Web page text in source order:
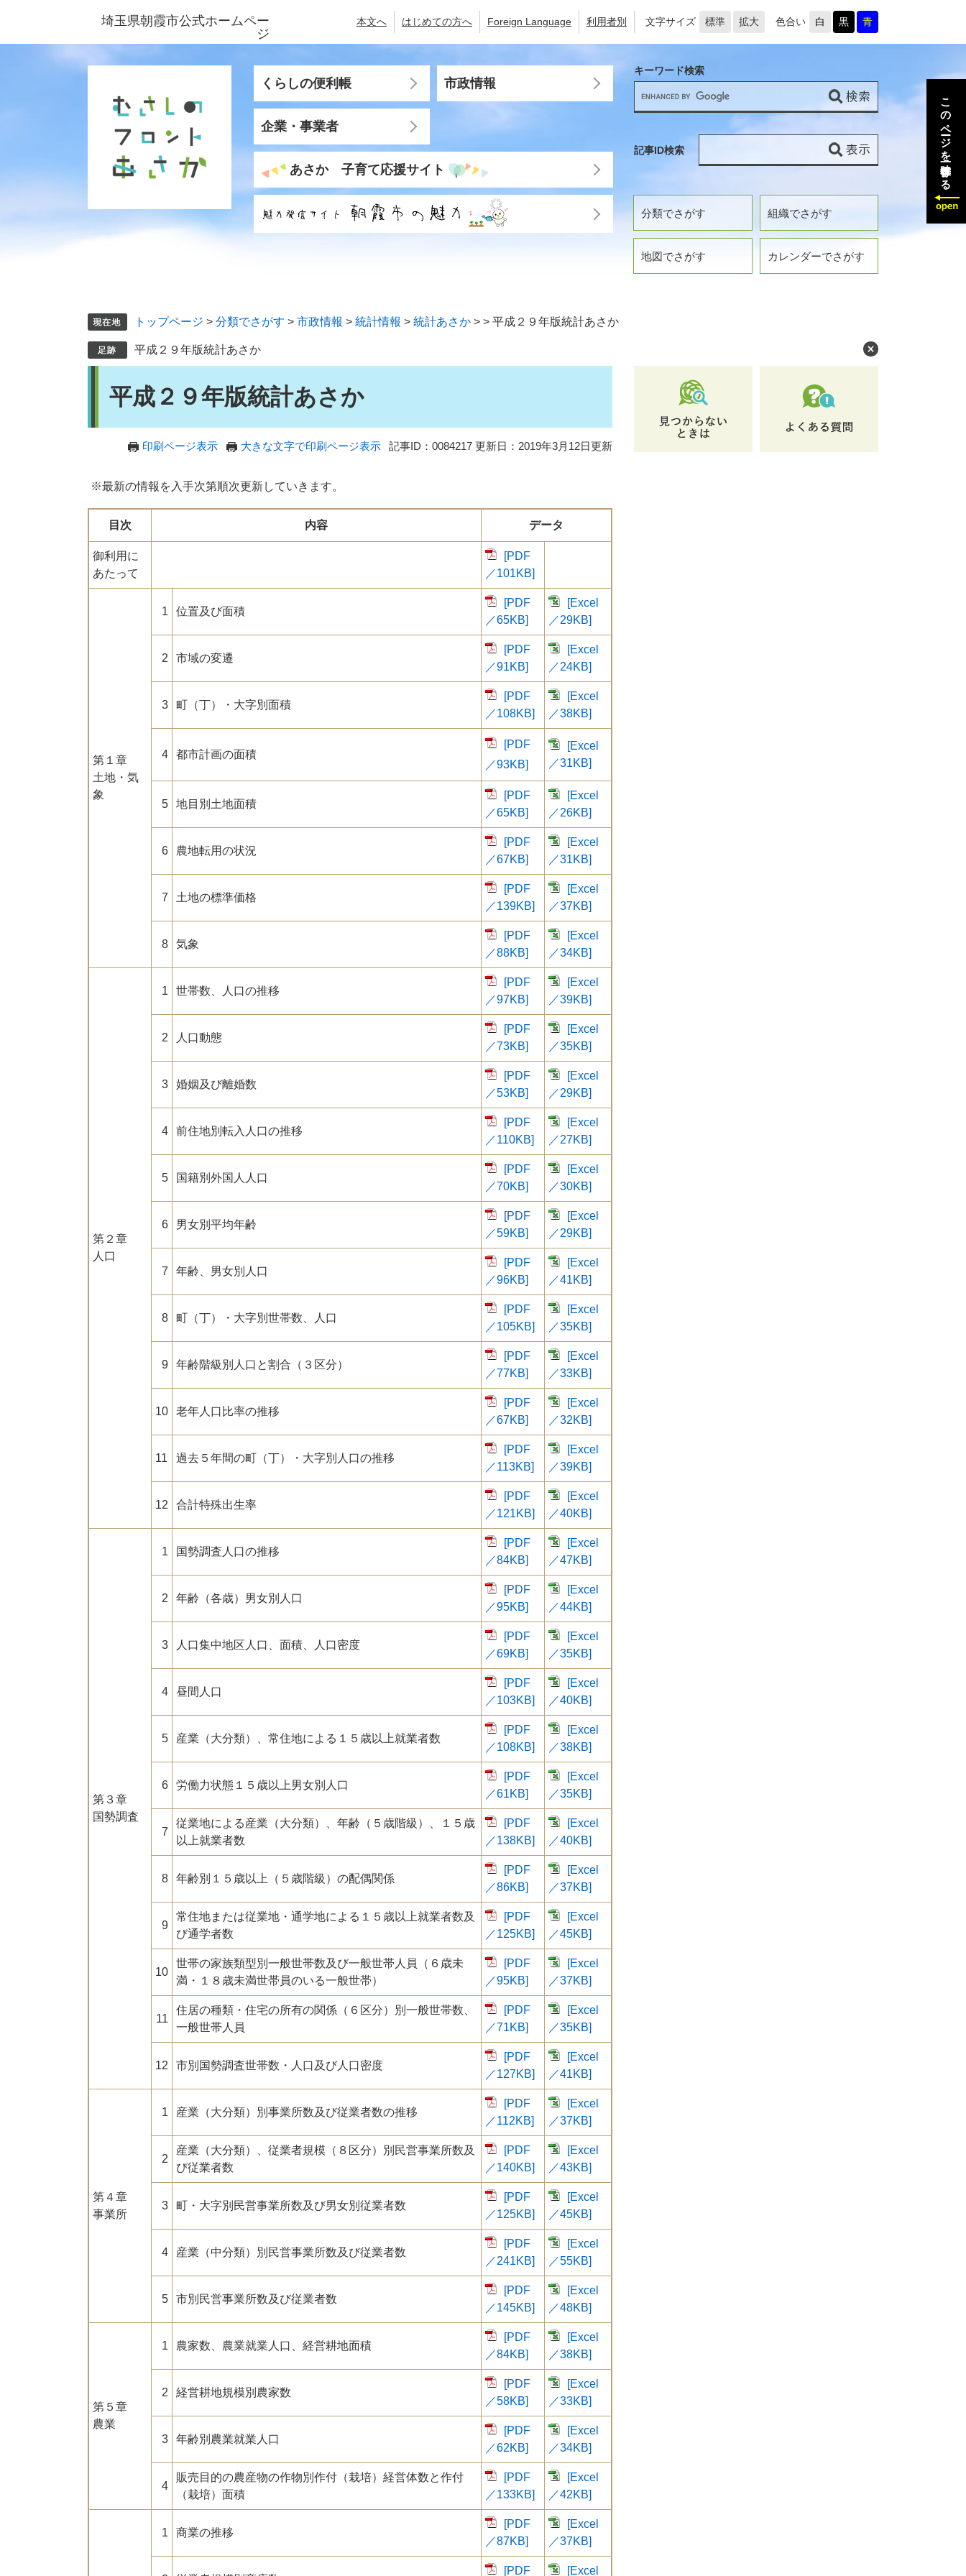
ジ
ュ
埼玉県朝霞市公式ホームペー
ジ
本文へ はじめての方へ Foreign Language 利用者別 文字サイズ 標準 拡大 色合い 白 黒 青
くらしの便利帳 市政情報
企業・事業者
あさか 子育て応援サイト
分類でさがす 組織でさがす
地図でさがす カレンダーでさがす
キーワード検索
記事ID検索
トップページ > 分類でさがす > 市政情報 > 統計情報 > 統計あさか > > 平成２９年版統計あさか
平成２９年版統計あさか
平成２９年版統計あさか
印刷ページ表示 大きな文字で印刷ページ表示 記事ID：0084217 更新日：2019年3月12日更新
※最新の情報を入手次第順次更新していきます。
目次 内容 データ
御利用に
あたって
[PDF
／101KB]
第１章
土地・気
象
1 位置及び面積
[PDF
／65KB]
[Excel
／29KB]
2 市域の変遷
[PDF
／91KB]
[Excel
／24KB]
3 町（丁）・大字別面積
[PDF
／108KB]
[Excel
／38KB]
4 都市計画の面積
[PDF
／93KB]
[Excel
／31KB]
5 地目別土地面積
[PDF
／65KB]
[Excel
／26KB]
6 農地転用の状況
[PDF
／67KB]
[Excel
／31KB]
7 土地の標準価格
[PDF
／139KB]
[Excel
／37KB]
8 気象
[PDF
／88KB]
[Excel
／34KB]
第２章
人口
1 世帯数、人口の推移
[PDF
／97KB]
[Excel
／39KB]
2 人口動態
[PDF
／73KB]
[Excel
／35KB]
3 婚姻及び離婚数
[PDF
／53KB]
[Excel
／29KB]
4 前住地別転入人口の推移
[PDF
／110KB]
[Excel
／27KB]
5 国籍別外国人人口
[PDF
／70KB]
[Excel
／30KB]
6 男女別平均年齢
[PDF
／59KB]
[Excel
／29KB]
7 年齢、男女別人口
[PDF
／96KB]
[Excel
／41KB]
8 町（丁）・大字別世帯数、人口
[PDF
／105KB]
[Excel
／35KB]
9 年齢階級別人口と割合（３区分）
[PDF
／77KB]
[Excel
／33KB]
10 老年人口比率の推移
[PDF
／67KB]
[Excel
／32KB]
11 過去５年間の町（丁）・大字別人口の推移
[PDF
／113KB]
[Excel
／39KB]
12 合計特殊出生率
[PDF
／121KB]
[Excel
／40KB]
第３章
国勢調査
1 国勢調査人口の推移
[PDF
／84KB]
[Excel
／47KB]
2 年齢（各歳）男女別人口
[PDF
／95KB]
[Excel
／44KB]
3 人口集中地区人口、面積、人口密度
[PDF
／69KB]
[Excel
／35KB]
4 昼間人口
[PDF
／103KB]
[Excel
／40KB]
5 産業（大分類）、常住地による１５歳以上就業者数
[PDF
／108KB]
[Excel
／38KB]
6 労働力状態１５歳以上男女別人口
[PDF
／61KB]
[Excel
／35KB]
7
従業地による産業（大分類）、年齢（５歳階級）、１５歳
以上就業者数
[PDF
／138KB]
[Excel
／40KB]
8 年齢別１５歳以上（５歳階級）の配偶関係
[PDF
／86KB]
[Excel
／37KB]
9
常住地または従業地・通学地による１５歳以上就業者数及
び通学者数
[PDF
／125KB]
[Excel
／45KB]
10
世帯の家族類型別一般世帯数及び一般世帯人員（６歳未
満・１８歳未満世帯員のいる一般世帯）
[PDF
／95KB]
[Excel
／37KB]
11
住居の種類・住宅の所有の関係（６区分）別一般世帯数、
一般世帯人員
[PDF
／71KB]
[Excel
／35KB]
12 市別国勢調査世帯数・人口及び人口密度
[PDF
／127KB]
[Excel
／41KB]
第４章
事業所
1 産業（大分類）別事業所数及び従業者数の推移
[PDF
／112KB]
[Excel
／37KB]
2
産業（大分類）、従業者規模（８区分）別民営事業所数及
び従業者数
[PDF
／140KB]
[Excel
／43KB]
3 町・大字別民営事業所数及び男女別従業者数
[PDF
／125KB]
[Excel
／45KB]
4 産業（中分類）別民営事業所数及び従業者数
[PDF
／241KB]
[Excel
／55KB]
5 市別民営事業所数及び従業者数
[PDF
／145KB]
[Excel
／48KB]
第５章
農業
1 農家数、農業就業人口、経営耕地面積
[PDF
／84KB]
[Excel
／38KB]
2 経営耕地規模別農家数
[PDF
／58KB]
[Excel
／33KB]
3 年齢別農業就業人口
[PDF
／62KB]
[Excel
／34KB]
4
販売目的の農産物の作物別作付（栽培）経営体数と作付
（栽培）面積
[PDF
／133KB]
[Excel
／42KB]
1 商業の推移
[PDF
／87KB]
[Excel
／37KB]
[PDF [Excel
このページを一時保存する